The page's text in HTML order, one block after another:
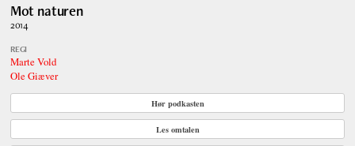
Mot naturen
2014
REGI
Marte Vold
Ole Giæver
Hør podkasten
Les omtalen